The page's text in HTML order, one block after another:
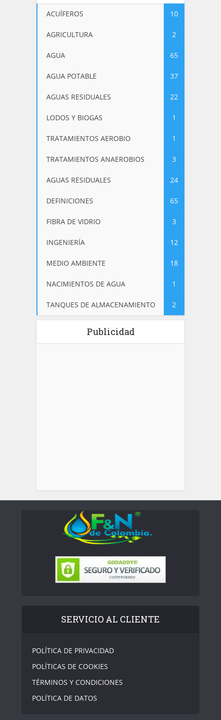
ACUÍFEROS 10
AGRICULTURA 2
AGUA 65
AGUA POTABLE 37
AGUAS RESIDUALES 22
LODOS Y BIOGAS 1
TRATAMIENTOS AEROBIO 1
TRATAMIENTOS ANAEROBIOS 3
AGUAS RESIDUALES 24
DEFINICIONES 65
FIBRA DE VIDRIO 3
INGENIERÍA 12
MEDIO AMBIENTE 18
NACIMIENTOS DE AGUA 1
TANQUES DE ALMACENAMIENTO 2
Publicidad
SERVICIO AL CLIENTE
POLÍTICA DE PRIVACIDAD
POLÍTICAS DE COOKIES
TÉRMINOS Y CONDICIONES
POLÍTICA DE DATOS